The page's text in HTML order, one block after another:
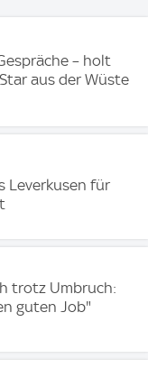
– holt
aus der Wüste
Leverkusen für
trotz Umbruch:
guten Job"